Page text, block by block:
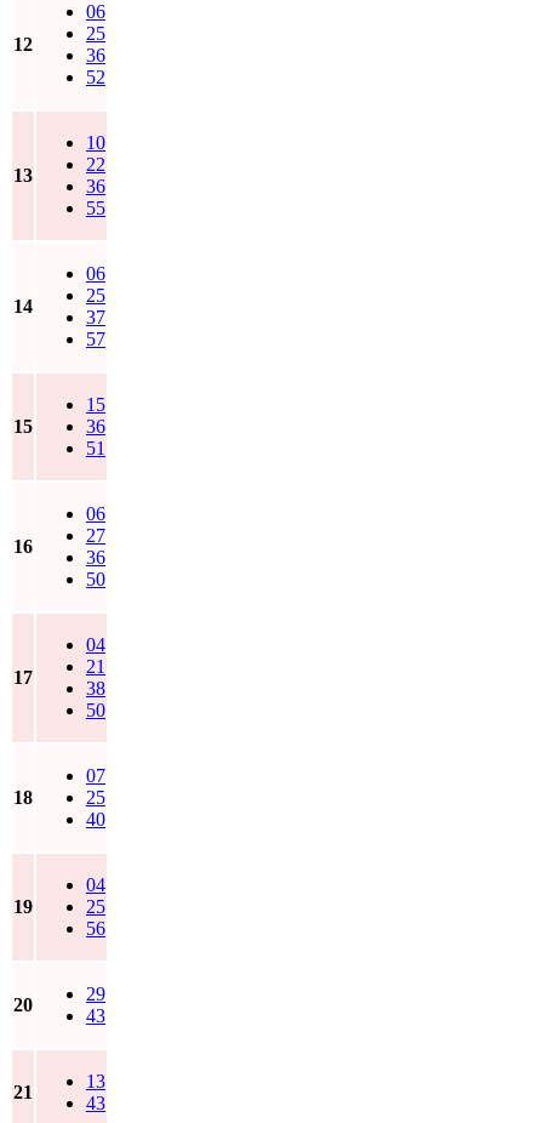
12
06
25
36
52
13
10
22
36
55
14
06
25
37
57
15
15
36
51
16
06
27
36
50
17
04
21
38
50
18
07
25
40
19
04
25
56
20
29
43
21
13
43